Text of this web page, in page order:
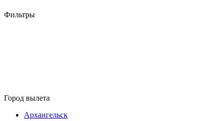
Фильтры
Город вылета
Архангельск